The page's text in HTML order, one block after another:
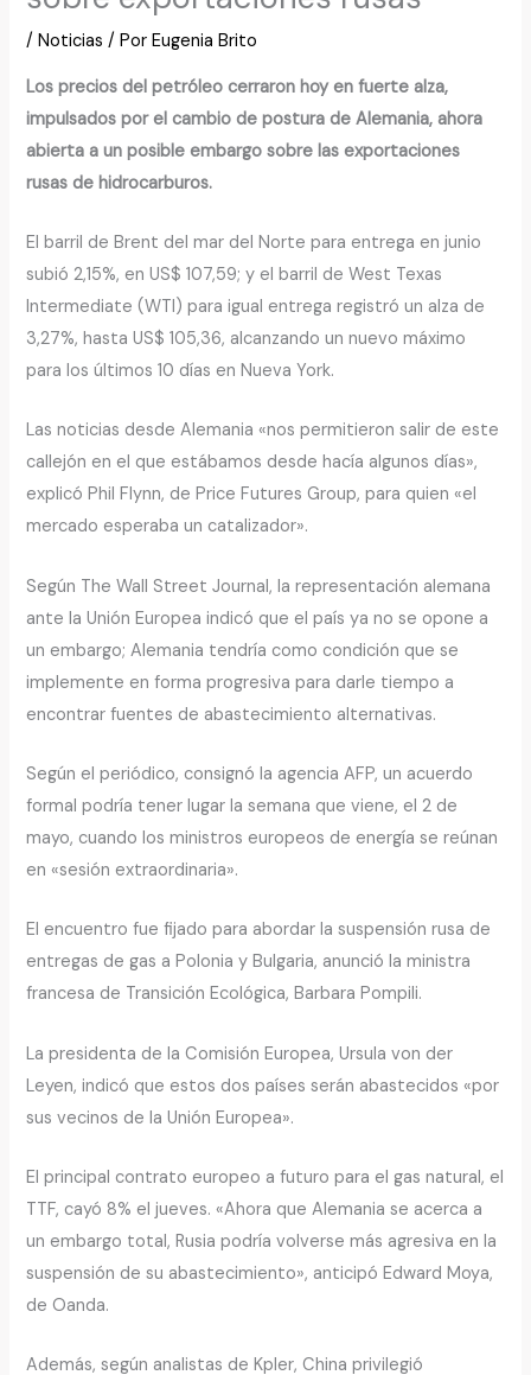
/Noticias / PorEugenia Brito
Los precios del petróleo cerraron hoy en fuerte alza,
impulsados por el cambio de postura de Alemania, ahora
abierta a un posible embargo sobre las exportaciones
rusas de hidrocarburos.
El barril de Brent del mar del Norte para entrega en junio
subió 2,15%, en US$ 107,59; y el barril de West Texas
Intermediate (WTI) para igual entrega registró un alza de
3,27%, hasta US$ 105,36, alcanzando un nuevo máximo
para los últimos 10 días en Nueva York.
Las noticias desde Alemania «nos permitieron salir de este
callejón en el que estábamos desde hacía algunos días»,
explicó Phil Flynn, de Price Futures Group, para quien «el
mercado esperaba un catalizador».
Según The Wall Street Journal, la representación alemana
ante la Unión Europea indicó que el país ya no se opone a
un embargo; Alemania tendría como condición que se
implemente en forma progresiva para darle tiempo a
encontrar fuentes de abastecimiento alternativas.
Según el periódico, consignó la agencia AFP, un acuerdo
formal podría tener lugar la semana que viene, el 2 de
mayo, cuando los ministros europeos de energía se reúnan
en «sesión extraordinaria».
El encuentro fue fijado para abordar la suspensión rusa de
entregas de gas a Polonia y Bulgaria, anunció la ministra
francesa de Transición Ecológica, Barbara Pompili.
La presidenta de la Comisión Europea, Ursula von der
Leyen, indicó que estos dos países serán abastecidos «por
sus vecinos de la Unión Europea».
El principal contrato europeo a futuro para el gas natural, el
TTF, cayó 8% el jueves. «Ahora que Alemania se acerca a
un embargo total, Rusia podría volverse más agresiva en la
suspensión de su abastecimiento», anticipó Edward Moya,
de Oanda.
Además, según analistas de Kpler, China privilegió